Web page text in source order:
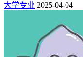
大学专业 2025-04-04